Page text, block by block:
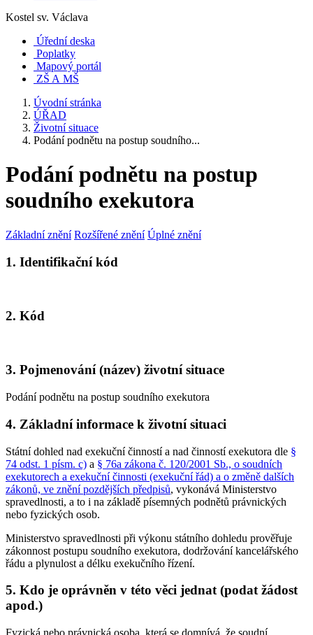
Kostel sv. Václava
Úřední deska
Poplatky
Mapový portál
ZŠ A MŠ
Úvodní stránka
ÚŘAD
Životní situace
Podání podnětu na postup soudního...
Podání podnětu na postup
soudního exekutora
Základní znění Rozšířené znění Úplné znění
1. Identifikační kód
2. Kód
3. Pojmenování (název) životní situace
Podání podnětu na postup soudního exekutora
4. Základní informace k životní situaci
Státní dohled nad exekuční činností a nad činností exekutora dle §
74 odst. 1 písm. c) a § 76a zákona č. 120/2001 Sb., o soudních
exekutorech a exekuční činnosti (exekuční řád) a o změně dalších
zákonů, ve znění pozdějších předpisů, vykonává Ministerstvo
spravedlnosti, a to i na základě písemných podnětů právnických
nebo fyzických osob.
Ministerstvo spravedlnosti při výkonu státního dohledu prověřuje
zákonnost postupu soudního exekutora, dodržování kancelářského
řádu a plynulost a délku exekučního řízení.
5. Kdo je oprávněn v této věci jednat (podat žádost
apod.)
Fyzická nebo právnická osoba, která se domnívá, že soudní